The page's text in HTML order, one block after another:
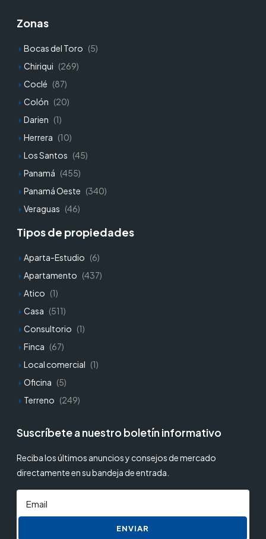
Zonas
Bocas del Toro (5)
Chiriqui (269)
Coclé (87)
Colón (20)
Darien (1)
Herrera (10)
Los Santos (45)
Panamá (455)
Panamá Oeste (340)
Veraguas (46)
Tipos de propiedades
Aparta-Estudio (6)
Apartamento (437)
Atico (1)
Casa (511)
Consultorio (1)
Finca (67)
Local comercial (1)
Oficina (5)
Terreno (249)
Suscríbete a nuestro boletín informativo
Reciba los últimos anuncios y consejos de mercado
directamente en su bandeja de entrada.
ENVIAR